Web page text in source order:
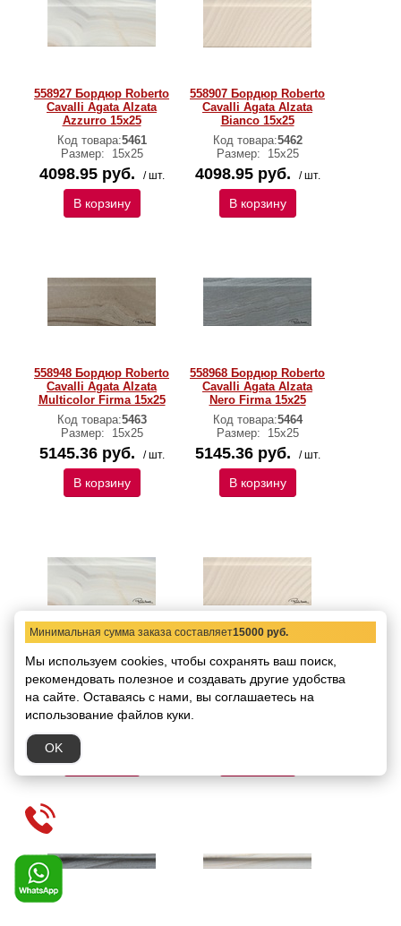
558927 Бордюр Roberto
Cavalli Agata Alzata
Azzurro 15x25
Код товара:5461
Размер:
15х25
4098.95 руб. / шт.
В корзину
558907 Бордюр Roberto
Cavalli Agata Alzata
Bianco 15x25
Код товара:5462
Размер:
15х25
4098.95 руб. / шт.
В корзину
558948 Бордюр Roberto
Cavalli Agata Alzata
Multicolor Firma 15x25
Код товара:5463
Размер:
15х25
5145.36 руб. / шт.
В корзину
558968 Бордюр Roberto
Cavalli Agata Alzata
Nero Firma 15x25
Код товара:5464
Размер:
15х25
5145.36 руб. / шт.
В корзину
Cavalli Agata Alzata
Azzurro Firma 15x25
Код товара:5465
Размер:15х25
5145.36 руб.
В корзину
Cavalli Agata Alzata
Bianco Firma 15x25
Код товара:5466
Минимальная сумма заказа составляет15000 руб.
Мы используем cookies, чтобы сохранять ваш поиск,
рекомендовать полезное и создавать другие удобства
на сайте. Оставаясь с нами, вы соглашаетесь на
использование файлов куки.
OK